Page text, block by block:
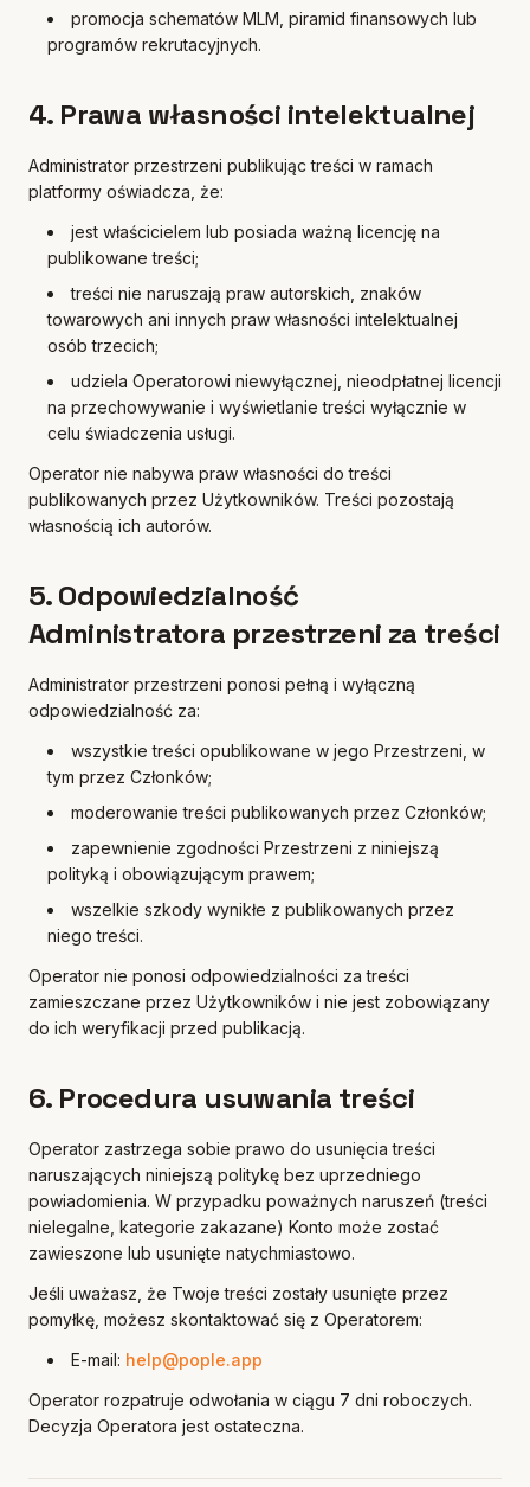
promocja schematów MLM, piramid finansowych lub
programów rekrutacyjnych.
4. Prawa własności intelektualnej
Administrator przestrzeni publikując treści w ramach
platformy oświadcza, że:
jest właścicielem lub posiada ważną licencję na
publikowane treści;
treści nie naruszają praw autorskich, znaków
towarowych ani innych praw własności intelektualnej
osób trzecich;
udziela Operatorowi niewyłącznej, nieodpłatnej licencji
na przechowywanie i wyświetlanie treści wyłącznie w
celu świadczenia usługi.
Operator nie nabywa praw własności do treści
publikowanych przez Użytkowników. Treści pozostają
własnością ich autorów.
5. Odpowiedzialność
Administratora przestrzeni za treści
Administrator przestrzeni ponosi pełną i wyłączną
odpowiedzialność za:
wszystkie treści opublikowane w jego Przestrzeni, w
tym przez Członków;
moderowanie treści publikowanych przez Członków;
zapewnienie zgodności Przestrzeni z niniejszą
polityką i obowiązującym prawem;
wszelkie szkody wynikłe z publikowanych przez
niego treści.
Operator nie ponosi odpowiedzialności za treści
zamieszczane przez Użytkowników i nie jest zobowiązany
do ich weryfikacji przed publikacją.
6. Procedura usuwania treści
Operator zastrzega sobie prawo do usunięcia treści
naruszających niniejszą politykę bez uprzedniego
powiadomienia. W przypadku poważnych naruszeń (treści
nielegalne, kategorie zakazane) Konto może zostać
zawieszone lub usunięte natychmiastowo.
Jeśli uważasz, że Twoje treści zostały usunięte przez
pomyłkę, możesz skontaktować się z Operatorem:
E-mail: help@pople.app
Operator rozpatruje odwołania w ciągu 7 dni roboczych.
Decyzja Operatora jest ostateczna.